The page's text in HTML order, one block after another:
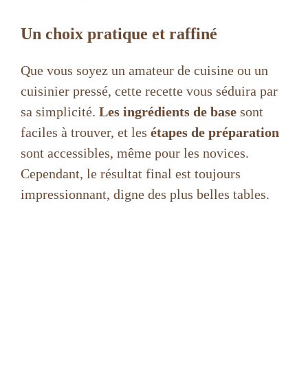
Un choix pratique et raffiné
Que vous soyez un amateur de cuisine ou un
cuisinier pressé, cette recette vous séduira par
sa simplicité. Les ingrédients de base sont
faciles à trouver, et les étapes de préparation
sont accessibles, même pour les novices.
Cependant, le résultat final est toujours
impressionnant, digne des plus belles tables.